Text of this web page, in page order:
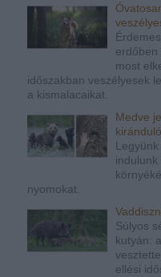
erdőben
most
időszakban veszélyesek
a kismalacaikat.
Medve
nyomokat.
Súlyos
kutyán:
ellési